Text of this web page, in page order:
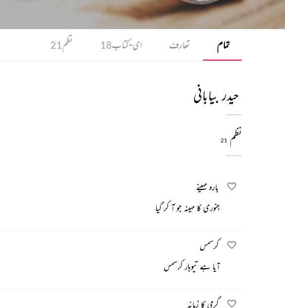
تمام تعارف ای-کتاب18 نظم21
حیدر بیابانی
نظم 21
بارہ مہینے
جنوری کا مہینہ جو آ کر گیا
کرسمس
آیا ہے تیوہار کرسمس
گرمی کا زمانہ